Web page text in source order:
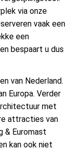
via onze
vaak een
een
bespaart u dus
van Nederland.
Europa. Verder
met
attracties van
& Euromast
kan ook niet